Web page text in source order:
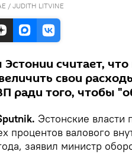
/ JUDITH LITVINE
считает,
свои
ради того, чтобы
Эстонские власти
процентов валового
заявил министр